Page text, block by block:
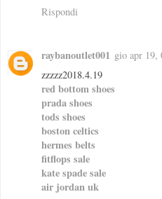
Rispondi
raybanoutlet001 gio apr 19,
zzzzz2018.4.19
red bottom shoes
prada shoes
tods shoes
boston celtics
hermes belts
fitflops sale
kate spade sale
air jordan uk